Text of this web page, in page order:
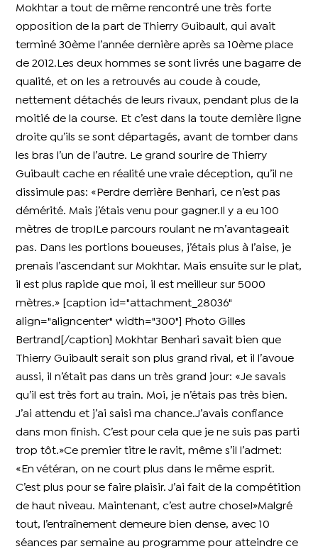
Mokhtar a tout de même rencontré une très forte
opposition de la part de Thierry Guibault, qui avait
terminé 30ème l’année dernière après sa 10ème place
de 2012.Les deux hommes se sont livrés une bagarre de
qualité, et on les a retrouvés au coude à coude,
nettement détachés de leurs rivaux, pendant plus de la
moitié de la course. Et c’est dans la toute dernière ligne
droite qu’ils se sont départagés, avant de tomber dans
les bras l’un de l’autre. Le grand sourire de Thierry
Guibault cache en réalité une vraie déception, qu’il ne
dissimule pas: «Perdre derrière Benhari, ce n’est pas
démérité. Mais j’étais venu pour gagner.Il y a eu 100
mètres de trop!Le parcours roulant ne m’avantageait
pas. Dans les portions boueuses, j’étais plus à l’aise, je
prenais l’ascendant sur Mokhtar. Mais ensuite sur le plat,
il est plus rapide que moi, il est meilleur sur 5000
mètres.» [caption id="attachment_28036"
align="aligncenter" width="300"]
Photo Gilles
Bertrand[/caption] Mokhtar Benhari savait bien que
Thierry Guibault serait son plus grand rival, et il l’avoue
aussi, il n’était pas dans un très grand jour: «Je savais
qu’il est très fort au train. Moi, je n’étais pas très bien.
J’ai attendu et j’ai saisi ma chance.J’avais confiance
dans mon finish. C’est pour cela que je ne suis pas parti
trop tôt.»Ce premier titre le ravit, même s’il l’admet:
«En vétéran, on ne court plus dans le même esprit.
C’est plus pour se faire plaisir. J’ai fait de la compétition
de haut niveau. Maintenant, c’est autre chose!»Malgré
tout, l’entraînement demeure bien dense, avec 10
séances par semaine au programme pour atteindre ce